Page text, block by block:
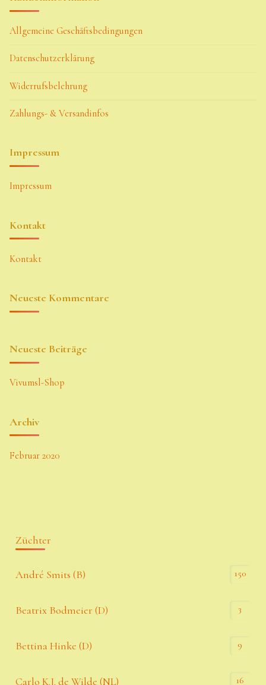
Allgemeine Geschäftsbedingungen
Datenschutzerklärung
Widerrufsbelehrung
Zahlungs- & Versandinfos
Impressum
Impressum
Kontakt
Kontakt
Neueste Kommentare
Neueste Beiträge
Vivumsl-Shop
Archiv
Februar 2020
Züchter
André Smits (B) 150
Beatrix Bodmeier (D) 3
Bettina Hinke (D) 9
Carlo K.J. de Wilde (NL) 16